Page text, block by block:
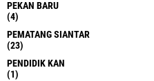
PEKAN BARU
(4)
PEMATANG SIANTAR
(23)
PENDIDIK KAN
(1)